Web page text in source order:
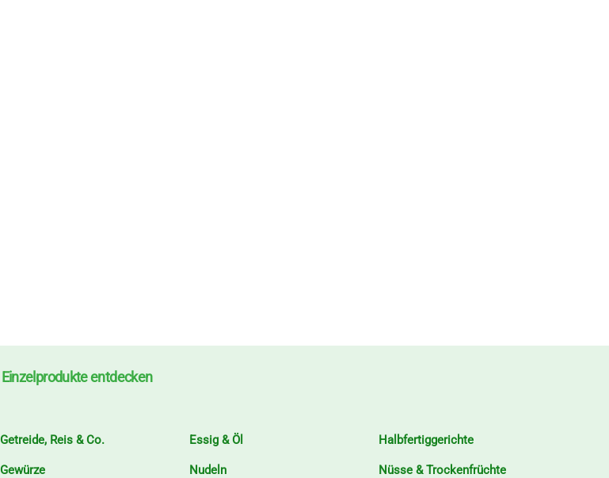
Einzelprodukte entdecken
Getreide, Reis & Co.
Gewürze
Essig & Öl
Nudeln
Halbfertiggerichte
Nüsse & Trockenfrüchte